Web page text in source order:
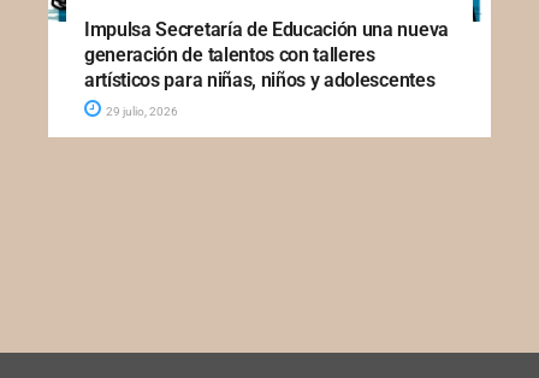
Impulsa Secretaría de Educación una nueva
generación de talentos con talleres
artísticos para niñas, niños y adolescentes
29 julio, 2026